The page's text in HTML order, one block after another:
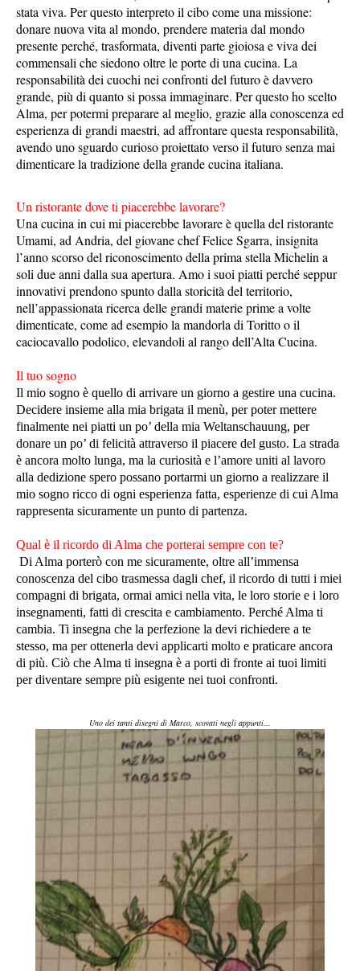
stata viva. Per questo interpreto il cibo come una missione:
donare nuova vita al mondo, prendere materia dal mondo
presente perché, trasformata, diventi parte gioiosa e viva dei
commensali che siedono oltre le porte di una cucina. La
responsabilità dei cuochi nei confronti del futuro è davvero
grande, più di quanto si possa immaginare. Per questo ho scelto
Alma, per potermi preparare al meglio, grazie alla conoscenza ed
esperienza di grandi maestri, ad affrontare questa responsabilità,
avendo uno sguardo curioso proiettato verso il futuro senza mai
dimenticare la tradizione della grande cucina italiana.
Un ristorante dove ti piacerebbe lavorare?
Una cucina in cui mi piacerebbe lavorare è quella del ristorante
Umami, ad Andria, del giovane chef Felice Sgarra, insignita
l’anno scorso del riconoscimento della prima stella Michelin a
soli due anni dalla sua apertura. Amo i suoi piatti perché seppur
innovativi prendono spunto dalla storicità del territorio,
nell’appassionata ricerca delle grandi materie prime a volte
dimenticate, come ad esempio la mandorla di Toritto o il
caciocavallo podolico, elevandoli al rango dell’Alta Cucina.
Il tuo sogno
Il mio sogno è quello di arrivare un giorno a gestire una cucina.
Decidere insieme alla mia brigata il menù, per poter mettere
finalmente nei piatti un po’ della mia Weltanschauung, per
donare un po’ di felicità attraverso il piacere del gusto. La strada
è ancora molto lunga, ma la curiosità e l’amore uniti al lavoro
alla dedizione spero possano portarmi un giorno a realizzare il
mio sogno ricco di ogni esperienza fatta, esperienze di cui Alma
rappresenta sicuramente un punto di partenza.
Qual è il ricordo di Alma che porterai sempre con te?
Di Alma porterò con me sicuramente, oltre all’immensa
conoscenza del cibo trasmessa dagli chef, il ricordo di tutti i miei
compagni di brigata, ormai amici nella vita, le loro storie e i loro
insegnamenti, fatti di crescita e cambiamento. Perché Alma ti
cambia. Ti insegna che la perfezione la devi richiedere a te
stesso, ma per ottenerla devi applicarti molto e praticare ancora
di più. Ciò che Alma ti insegna è a porti di fronte ai tuoi limiti
per diventare sempre più esigente nei tuoi confronti.
Uno dei tanti disegni di Marco, scovati negli appunti…